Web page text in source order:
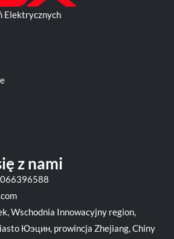
Elektrycznych
z nami
Wschodnia Innowacyjny region,
Юэцин, prowincja Zhejiang, Chiny